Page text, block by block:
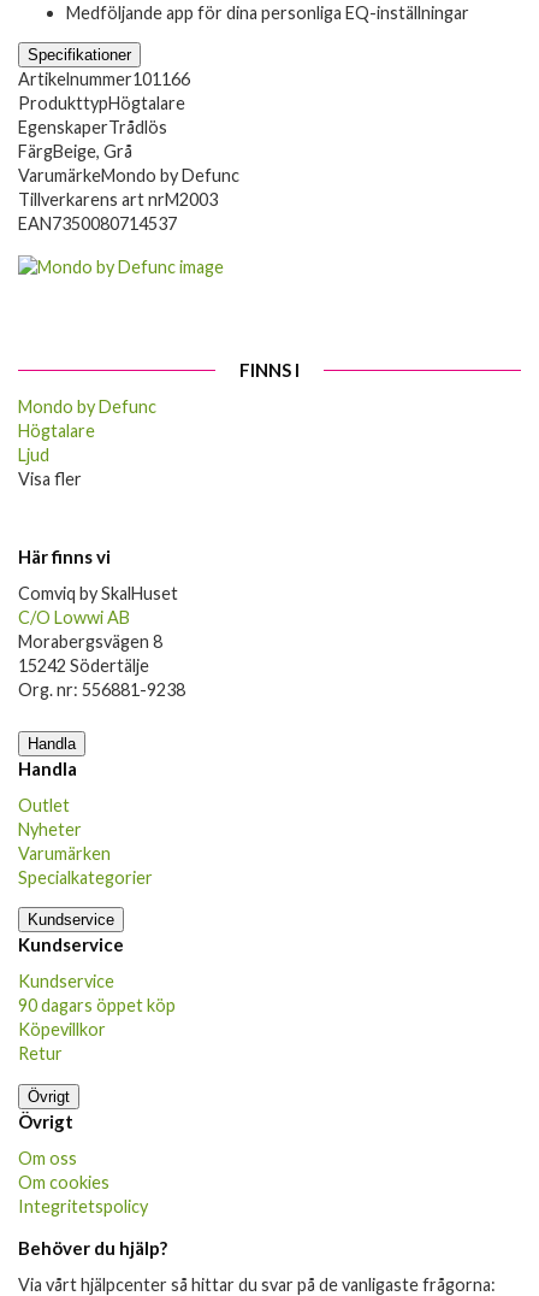
Medföljande app för dina personliga EQ-inställningar
Specifikationer
Artikelnummer101166
ProdukttypHögtalare
EgenskaperTrådlös
FärgBeige, Grå
VarumärkeMondo by Defunc
Tillverkarens art nrM2003
EAN7350080714537
FINNS I
Mondo by Defunc
Högtalare
Ljud
Visa fler
Här finns vi
Comviq by SkalHuset
C/O Lowwi AB
Morabergsvägen 8
15242 Södertälje
Org. nr: 556881-9238
Handla
Handla
Outlet
Nyheter
Varumärken
Specialkategorier
Kundservice
Kundservice
Kundservice
90 dagars öppet köp
Köpevillkor
Retur
Övrigt
Övrigt
Om oss
Om cookies
Integritetspolicy
Behöver du hjälp?
Via vårt hjälpcenter så hittar du svar på de vanligaste frågorna: